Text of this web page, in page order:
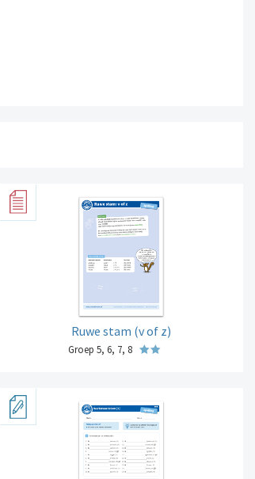
Ruwe stam (v of z)
Groep 5, 6, 7, 8